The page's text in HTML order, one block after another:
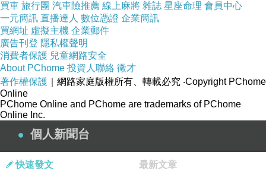
重靈魂成了水晶星際的power supply時，不知要做作感想。雖說被接引
到水晶星際的靈魂仍以美好狀態存在，但在突然間，對死亡傳說裡，那
道接引靈魂上西天或天堂的溫柔亮光反而不那麼嚮往。
親情淡薄，情愛折磨，隱藏在劇情裡的黑洞。
吸血鬼還遠比天使身份的生父艾瑞爾像個父親。當艾瑞爾設計由羅德韓
買車 旅行團 汽車險推薦 線上麻將 雜誌 星座命理 會員中心
一元簡訊 直播達人 數位憑證 企業簡訊
買網址 虛擬主機 企業郵件
廣告刊登 隱私權聲明
消費者保護 兒童網路安全
About PChome 投資人聯絡 徵才
著作權保護 ｜網路家庭版權所有、轉載必究 ‧Copyright PChome
Online
PChome Online and PChome are trademarks of PChome
Online Inc.
個人新聞台
快速發文 最新文章